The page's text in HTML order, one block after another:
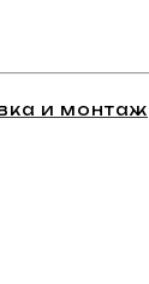
и монтаж